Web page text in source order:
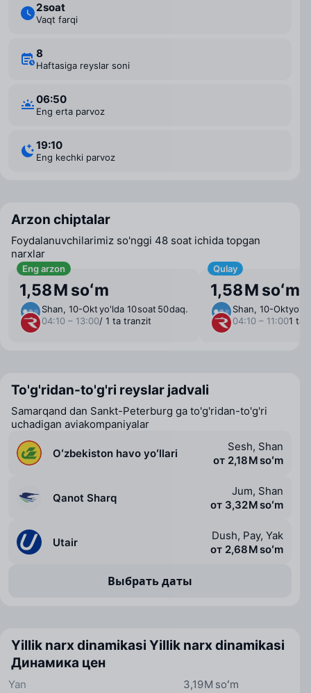
2 ⁠soat
Vaqt farqi
8
Haftasiga reyslar soni
06:50
Eng erta parvoz
19:10
Eng kechki parvoz
Arzon chiptalar
Foydalanuvchilarimiz so'nggi 48 soat ichida topgan
narxlar
Eng arzon
1,58 M soʻm
Shan, 10-Okt
04:10 – 13:00
yo'lda 10 ⁠soat 50 ⁠daq.
/ 1 ta tranzit
Qulay
1,58 M soʻm
Shan, 10-Okt
04:10 – 11:001 ta
To'g'ridan-to'g'ri reyslar jadvali
Samarqand dan Sankt-Peterburg ga to'g'ridan-to'g'ri
uchadigan aviakompaniyalar
Oʻzbekiston havo yoʻllari
Sesh, Shan
от 2,18 M soʻm
Qanot Sharq
Jum, Shan
от 3,32 M soʻm
Utair
Dush, Pay, Yak
от 2,68 M soʻm
Выбрать даты
Yillik narx dinamikasi Yillik narx dinamikasi
Динамика цен
3,19 M soʻm
Yan